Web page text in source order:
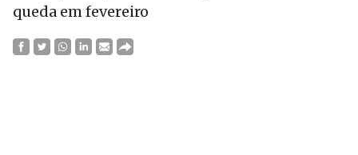
queda em fevereiro